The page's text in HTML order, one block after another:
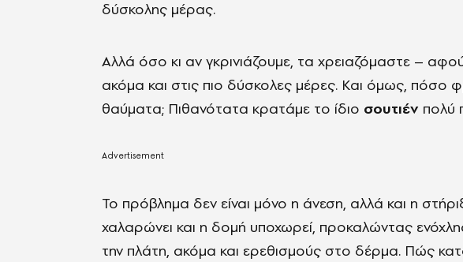
δύσκολης μέρας.
Αλλά όσο κι αν γκρινιάζουμε, τα χρειαζόμαστε –
ακόμα και στις πιο δύσκολες μέρες. Και όμως, πόσο
θαύματα; Πιθανότατα κρατάμε το ίδιο σουτιέν πολύ
Το πρόβλημα δεν είναι μόνο η άνεση, αλλά και η
χαλαρώνει και η δομή υποχωρεί, προκαλώντας
την πλάτη, ακόμα και ερεθισμούς στο δέρμα. Πώς